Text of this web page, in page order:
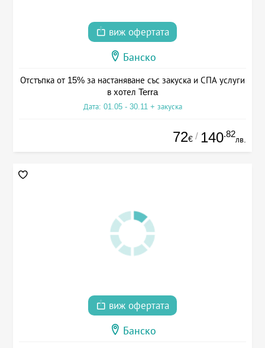
виж офертата
Банско
Отстъпка от 15% за настаняване със закуска и СПА услуги
в хотел Terra
Дата: 01.05 - 30.11 + закуска
72€ / 140.82
лв.
виж офертата
Банско